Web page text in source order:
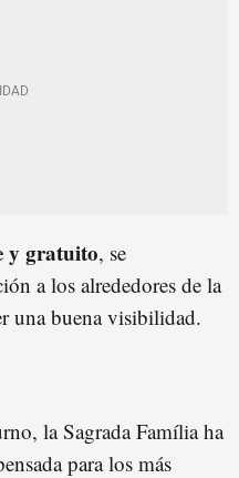
y gratuito, se
a los alrededores de la
una buena visibilidad.
la Sagrada Família ha
para los más